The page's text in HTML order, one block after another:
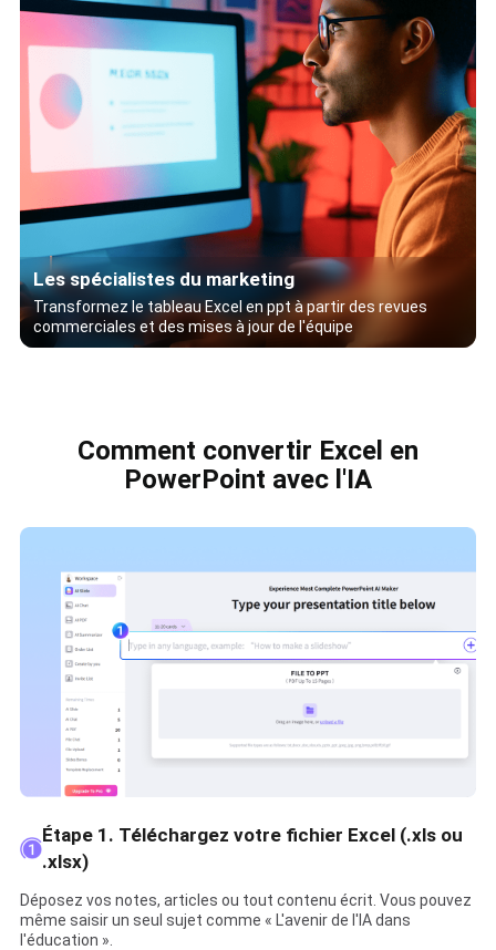
Les spécialistes du marketing
Transformez le tableau Excel en ppt à partir des revues
commerciales et des mises à jour de l'équipe
Comment convertir Excel en
PowerPoint avec l'IA
Étape 1. Téléchargez votre fichier Excel (.xls ou
.xlsx)
Déposez vos notes, articles ou tout contenu écrit. Vous pouvez
même saisir un seul sujet comme « L'avenir de l'IA dans
l'éducation ».